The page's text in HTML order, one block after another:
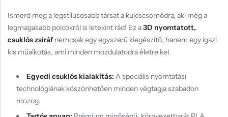
Ismerd meg a legstílusosabb társat a kulcscsomódra, aki még a
legmagasabb polcokról is letekint rád! Ez a3D nyomtatott,
csuklós zsiráf nemcsak egy egyszerű kiegészítő, hanem egy igazi
kis műalkotás, ami minden mozdulatodra életre kel.
Egyedi csuklós kialakítás: A speciális nyomtatási
technológiának köszönhetően minden végtagja szabadon
mozog.